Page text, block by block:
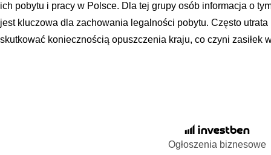
ich pobytu i pracy w Polsce. Dla tej grupy osób informacja o
jest kluczowa dla zachowania legalności pobytu. Często
skutkować koniecznością opuszczenia kraju, co czyni zasiłek
Ogłoszenia biznesowe